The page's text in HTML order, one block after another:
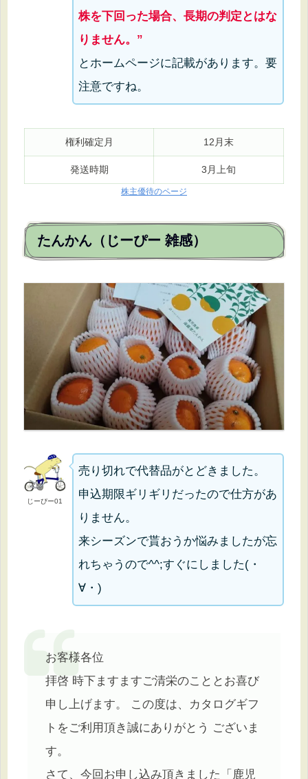
株を下回った場合、長期の判定とはな
りません。”
とホームページに記載があります。要
注意ですね。
権利確定月 12月末
発送時期 3月上旬
株主優待のページ
たんかん（じーぴー 雑感）
じーぴー01
売り切れで代替品がとどきました。
申込期限ギリギリだったので仕方があ
りません。
来シーズンで貰おうか悩みましたが忘
れちゃうので^^;すぐにしました(・
∀・)
お客様各位
拝啓 時下ますますご清栄のこととお喜び
申し上げます。 この度は、カタログギフ
トをご利用頂き誠にありがとう ございま
す。
さて、今回お申し込み頂きました「鹿児